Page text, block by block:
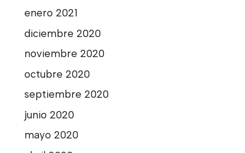
enero 2021
diciembre 2020
noviembre 2020
octubre 2020
septiembre 2020
junio 2020
mayo 2020